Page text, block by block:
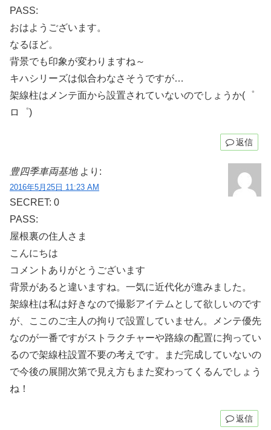
PASS:
おはようございます。
なるほど。
背景でも印象が変わりますね～
キハシリーズは似合わなさそうですが…
架線柱はメンテ面から設置されていないのでしょうか(゜
ロ゜)
返信
豊四季車両基地 より:
2016年5月25日 11:23 AM
SECRET: 0
PASS:
屋根裏の住人さま
こんにちは
コメントありがとうございます
背景があると違いますね。一気に近代化が進みました。
架線柱は私は好きなので撮影アイテムとして欲しいのです
が、ここのご主人の拘りで設置していません。メンテ優先
なのが一番ですがストラクチャーや路線の配置に拘ってい
るので架線柱設置不要の考えです。まだ完成していないの
で今後の展開次第で見え方もまた変わってくるんでしょう
ね！
返信